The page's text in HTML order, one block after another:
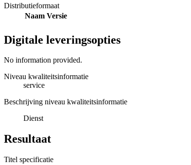
Distributieformaat
Naam Versie
Digitale leveringsopties
No information provided.
Niveau kwaliteitsinformatie
service
Beschrijving niveau kwaliteitsinformatie
Dienst
Resultaat
Titel specificatie